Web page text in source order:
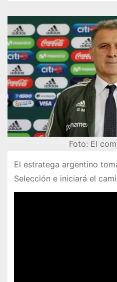
Foto: El
El estratega argentino
Selección e iniciará el